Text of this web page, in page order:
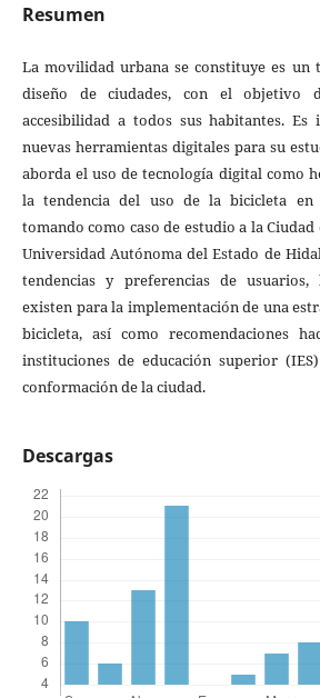
Resumen
La movilidad urbana se constituye es un
diseño de ciudades, con el objetivo
accesibilidad a todos sus habitantes.
nuevas herramientas digitales para su
aborda el uso de tecnología digital como
la tendencia del uso de la bicicleta en
tomando como caso de estudio a la
Universidad Autónoma del Estado de
tendencias y preferencias de
existen para la implementación de una
bicicleta, así como recomendaciones
instituciones de educación superior
conformación de la ciudad.
Descargas